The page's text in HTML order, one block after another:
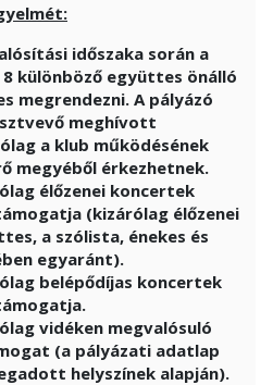
időszaka során a
különböző együttes önálló
megrendezni. A pályázó
meghívott
a klub működésének
megyéből érkezhetnek.
élőzenei koncertek
(kizárólag élőzenei
a szólista, énekes és
egyaránt).
belépődíjas koncertek
vidéken megvalósuló
(a pályázati adatlap
helyszínek alapján).